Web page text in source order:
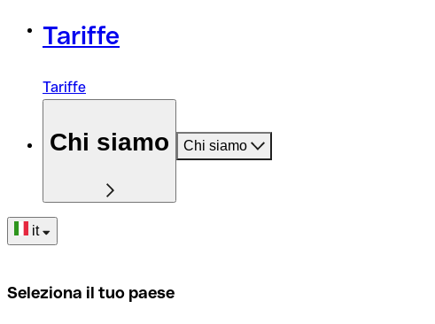
Tariffe
Tariffe
Chi siamo Chi siamo
it
Seleziona il tuo paese